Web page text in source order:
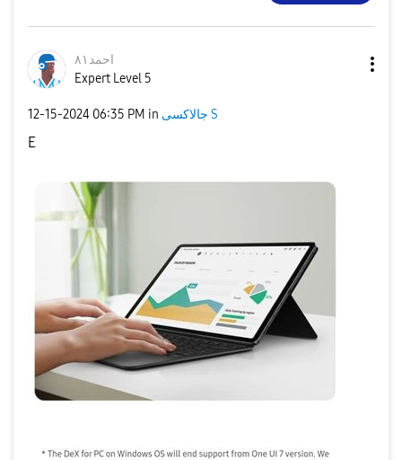
احمد٨١
Expert Level 5
‎12-15-2024 06:35 PM in جالاكسى S
E